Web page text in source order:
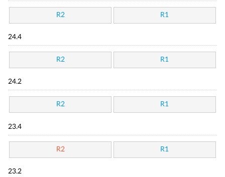
R2 R1
24.4
R2 R1
24.2
R2 R1
23.4
R2 R1
23.2